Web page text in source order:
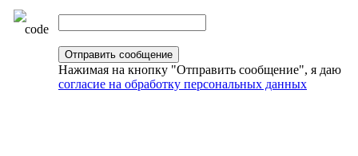
Нажимая на кнопку "Отправить сообщение", я даю
согласие на обработку персональных данных